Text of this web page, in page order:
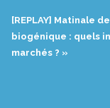
Matinale de France
quels intérêts, pour